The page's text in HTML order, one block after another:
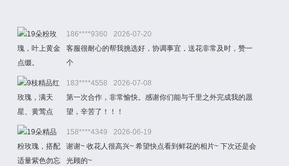
186****9360
2026-07-20
客服很耐心的帮我挑选好，协调事宜，送花非常及时，赞一
个
183****4558
2026-07-08
第一次合作，非常愉快。感谢你们能与千里之外完成我的愿
望，辛苦了！！！
158****4349
2026-06-19
谢谢~ 收花人很高兴~ 希望快点看到鲜花的相片~ 下次还是会
光顾的~